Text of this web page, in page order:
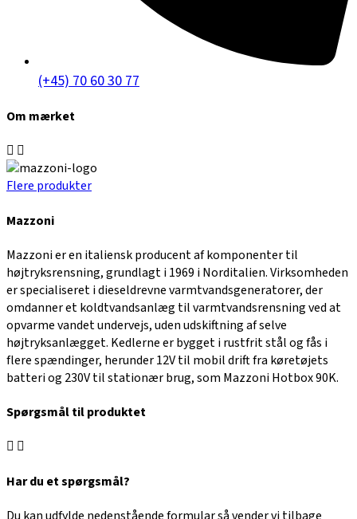
(+45) 70 60 30 77
Om mærket
Flere produkter
Mazzoni
Mazzoni er en italiensk producent af komponenter til
højtryksrensning, grundlagt i 1969 i Norditalien. Virksomheden
er specialiseret i dieseldrevne varmtvandsgeneratorer, der
omdanner et koldtvandsanlæg til varmtvandsrensning ved at
opvarme vandet undervejs, uden udskiftning af selve
højtryksanlægget. Kedlerne er bygget i rustfrit stål og fås i
flere spændinger, herunder 12V til mobil drift fra køretøjets
batteri og 230V til stationær brug, som Mazzoni Hotbox 90K.
Spørgsmål til produktet
Har du et spørgsmål?